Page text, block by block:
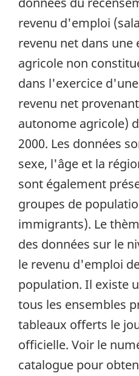
revenu d'emploi
revenu net dans une
agricole non
dans l'exercice
revenu net
autonome agricole)
2000. Les données
sexe, l'âge et la
sont également
groupes de
immigrants). Le
des données sur le
le revenu d'emploi
population. Il existe
tous les ensembles
tableaux offerts le
officielle. Voir le
catalogue pour